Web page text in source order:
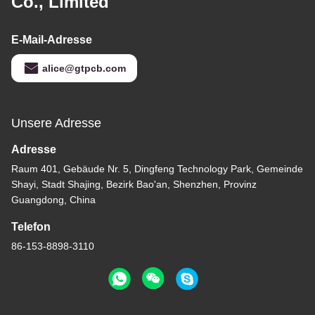
E-Mail-Adresse
alice@gtpcb.com
Unsere Adresse
Adresse
Raum 401, Gebäude Nr. 5, Dingfeng Technology Park, Gemeinde
Shayi, Stadt Shajing, Bezirk Bao'an, Shenzhen, Provinz
Guangdong, China
Telefon
86-153-8898-3110